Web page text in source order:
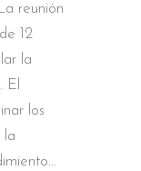
reunión
12
la
El
los
la